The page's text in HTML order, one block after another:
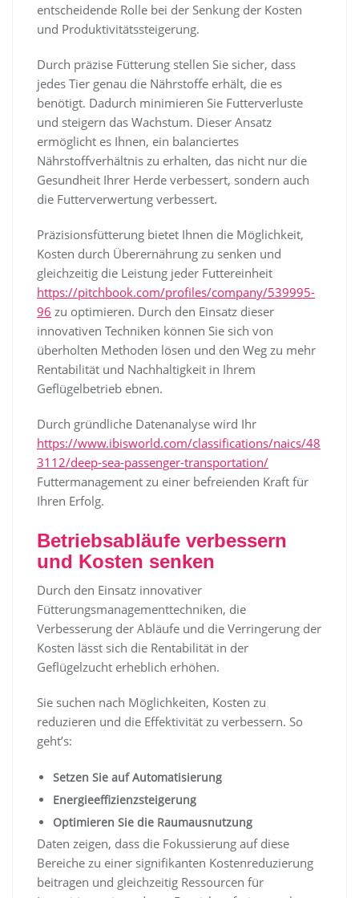
entscheidende Rolle bei der Senkung der Kosten
und Produktivitätssteigerung.
Durch präzise Fütterung stellen Sie sicher, dass
jedes Tier genau die Nährstoffe erhält, die es
benötigt. Dadurch minimieren Sie Futterverluste
und steigern das Wachstum. Dieser Ansatz
ermöglicht es Ihnen, ein balanciertes
Nährstoffverhältnis zu erhalten, das nicht nur die
Gesundheit Ihrer Herde verbessert, sondern auch
die Futterverwertung verbessert.
Präzisionsfütterung bietet Ihnen die Möglichkeit,
Kosten durch Überernährung zu senken und
gleichzeitig die Leistung jeder Futtereinheit
https://pitchbook.com/profiles/company/539995-
96 zu optimieren. Durch den Einsatz dieser
innovativen Techniken können Sie sich von
überholten Methoden lösen und den Weg zu mehr
Rentabilität und Nachhaltigkeit in Ihrem
Geflügelbetrieb ebnen.
Durch gründliche Datenanalyse wird Ihr
https://www.ibisworld.com/classifications/naics/48
3112/deep-sea-passenger-transportation/
Futtermanagement zu einer befreienden Kraft für
Ihren Erfolg.
Betriebsabläufe verbessern
und Kosten senken
Durch den Einsatz innovativer
Fütterungsmanagementtechniken, die
Verbesserung der Abläufe und die Verringerung der
Kosten lässt sich die Rentabilität in der
Geflügelzucht erheblich erhöhen.
Sie suchen nach Möglichkeiten, Kosten zu
reduzieren und die Effektivität zu verbessern. So
geht’s:
Setzen Sie auf Automatisierung
Energieeffizienzsteigerung
Optimieren Sie die Raumausnutzung
Daten zeigen, dass die Fokussierung auf diese
Bereiche zu einer signifikanten Kostenreduzierung
beitragen und gleichzeitig Ressourcen für